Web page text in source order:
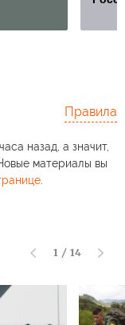
Правила
назад, а значит,
материалы вы
.
1 / 14